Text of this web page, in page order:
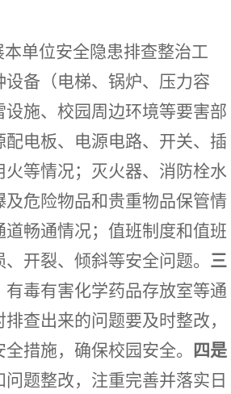
本单位安全隐患排查整治工
备（电梯、锅炉、压力容
施、校园周边环境等要害部
配电板、电源电路、开关、插
等情况；灭火器、消防栓水
危险物品和贵重物品保管情
畅通情况；值班制度和值班
开裂、倾斜等安全问题。 三
毒有害化学药品存放室等通
查出来的问题要及时整改，
措施，确保校园安全。
四是
题整改，注重完善并落实日